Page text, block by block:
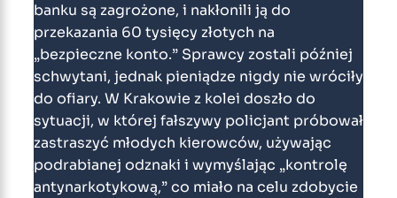
banku są zagrożone, i nakłonili ją do
przekazania 60 tysięcy złotych na
„bezpieczne konto.” Sprawcy zostali później
schwytani, jednak pieniądze nigdy nie wróciły
do ofiary. W Krakowie z kolei doszło do
sytuacji, w której fałszywy policjant próbował
zastraszyć młodych kierowców, używając
podrabianej odznaki i wymyślając „kontrolę
antynarkotykową,” co miało na celu zdobycie